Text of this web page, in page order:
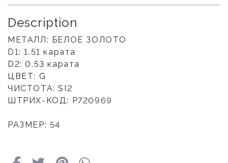
Description
МЕТАЛЛ: БЕЛОЕ ЗОЛОТО
D1: 1.51 карата
D2: 0.53 карата
ЦВЕТ: G
ЧИСТОТА: SI2
ШТРИХ-КОД: Р720969
РАЗМЕР: 54